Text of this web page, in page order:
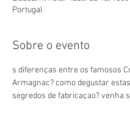
Portugal
Sobre o evento
s diferenças entre os famosos
Armagnac? como degustar
segredos de fabricaçao? venha